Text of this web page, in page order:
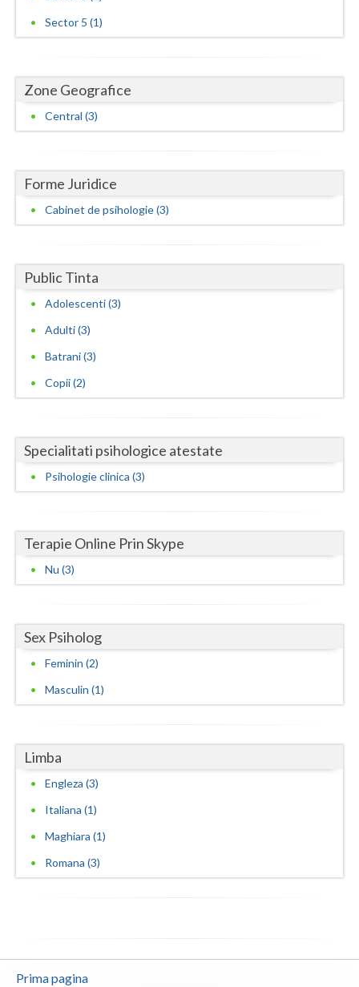
Prahova
Sibiu
Suceava
Timis
Tulcea
Valcea
Vaslui
Vrancea
Sector 5 (1)
Zone Geografice
Central (3)
Forme Juridice
Cabinet de psihologie (3)
Public Tinta
Adolescenti (3)
Adulti (3)
Batrani (3)
Copii (2)
Specialitati psihologice atestate
Psihologie clinica (3)
Terapie Online Prin Skype
Nu (3)
Sex Psiholog
Feminin (2)
Masculin (1)
Limba
Engleza (3)
Italiana (1)
Maghiara (1)
Romana (3)
Prima pagina